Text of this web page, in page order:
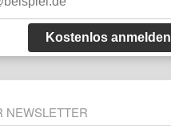
Kostenlos anmelden
NEWSLETTER